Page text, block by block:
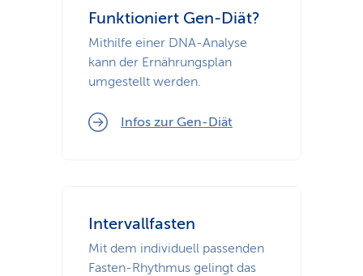
Funktioniert Gen-Diät?
Mithilfe einer DNA-Analyse
kann der Ernährungsplan
umgestellt werden.
Infos zur Gen-Diät
Intervallfasten
Mit dem individuell passenden
Fasten-Rhythmus gelingt das